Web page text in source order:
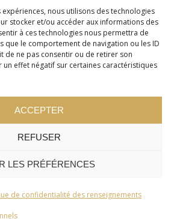
nous utilisons des technologies
stocker et/ou accéder aux informations des
à ces technologies nous permettra de
que le comportement de navigation ou les ID
de ne pas consentir ou de retirer son
effet négatif sur certaines caractéristiques
ACCEPTER
REFUSER
LES PRÉFÉRENCES
de confidentialité des renseignements
0M7
droits réservés -